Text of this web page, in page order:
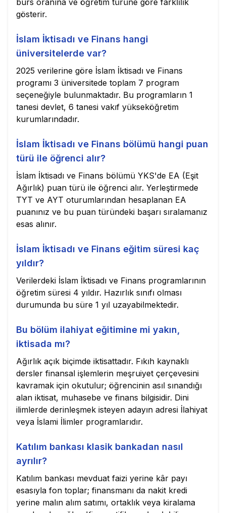
burs oranına ve öğretim türüne göre farklılık
gösterir.
İslam İktisadı ve Finans hangi
üniversitelerde var?
2025 verilerine göre İslam İktisadı ve Finans
programı 3 üniversitede toplam 7 program
seçeneğiyle bulunmaktadır. Bu programların 1
tanesi devlet, 6 tanesi vakıf yükseköğretim
kurumlarındadır.
İslam İktisadı ve Finans bölümü hangi puan
türü ile öğrenci alır?
İslam İktisadı ve Finans bölümü YKS'de EA (Eşit
Ağırlık) puan türü ile öğrenci alır. Yerleştirmede
TYT ve AYT oturumlarından hesaplanan EA
puanınız ve bu puan türündeki başarı sıralamanız
esas alınır.
İslam İktisadı ve Finans eğitim süresi kaç
yıldır?
Verilerdeki İslam İktisadı ve Finans programlarının
öğretim süresi 4 yıldır. Hazırlık sınıfı olması
durumunda bu süre 1 yıl uzayabilmektedir.
Bu bölüm ilahiyat eğitimine mi yakın,
iktisada mı?
Ağırlık açık biçimde iktisattadır. Fıkıh kaynaklı
dersler finansal işlemlerin meşruiyet çerçevesini
kavramak için okutulur; öğrencinin asıl sınandığı
alan iktisat, muhasebe ve finans bilgisidir. Dini
ilimlerde derinleşmek isteyen adayın adresi İlahiyat
veya İslami İlimler programlarıdır.
Katılım bankası klasik bankadan nasıl
ayrılır?
Katılım bankası mevduat faizi yerine kâr payı
esasıyla fon toplar; finansmanı da nakit kredi
yerine malın alım satımı, ortaklık veya kiralama